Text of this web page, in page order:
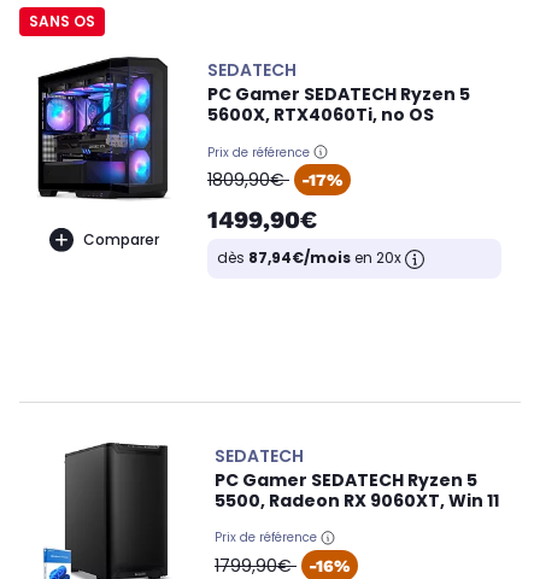
SANS OS
Comparer
SEDATECH
PC Gamer SEDATECH Ryzen 5
5600X, RTX4060Ti, no OS
Prix de référence
oldPrice
1809,90€ -17%
1499,90€
dès 87,94€/moisen 20x
SEDATECH
PC Gamer SEDATECH Ryzen 5
5500, Radeon RX 9060XT, Win 11
Prix de référence
oldPrice
1799,90€ -16%